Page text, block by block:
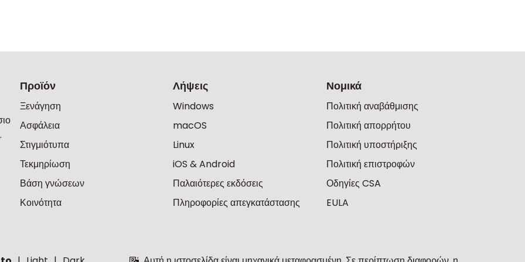
Προϊόν
Ξενάγηση
Ασφάλεια
Στιγμιότυπα
Τεκμηρίωση
Βάση γνώσεων
Κοινότητα
Λήψεις
Windows
macOS
Linux
iOS & Android
Παλαιότερες εκδόσεις
Πληροφορίες απεγκατάστασης
Νομικά
Πολιτική αναβάθμισης
Πολιτική απορρήτου
Πολιτική υποστήριξης
Πολιτική επιστροφών
Οδηγίες CSA
EULA